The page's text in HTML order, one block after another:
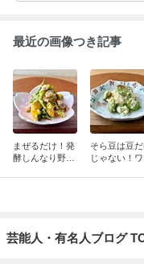
最近の画像つき記事
まぜるだけ！発
酵しんなり野菜
そら豆は豆だ
じゃない！ワ
芸能人・有名人ブログ